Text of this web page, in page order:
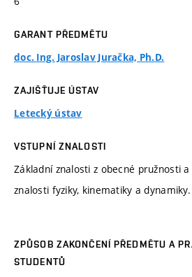
GARANT PŘEDMĚTU
doc. Ing. Jaroslav Juračka, Ph.D.
ZAJIŠŤUJE ÚSTAV
Letecký ústav
VSTUPNÍ ZNALOSTI
Základní znalosti z obecné pružnosti
znalosti fyziky, kinematiky a dynamiky.
ZPŮSOB ZAKONČENÍ PŘEDMĚTU A
STUDENTŮ